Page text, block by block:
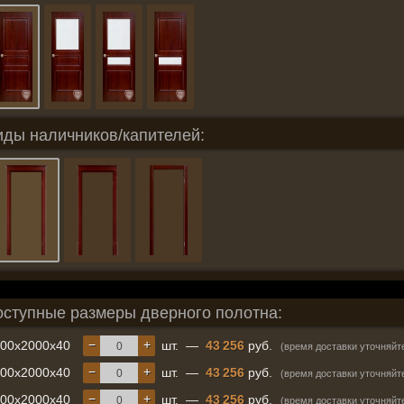
наличников/капителей:
размеры дверного полотна:
+
− шт. — 43 256 руб. (время доставки
+
− шт. — 43 256 руб. (время доставки
+
− шт. — 43 256 руб. (время доставки